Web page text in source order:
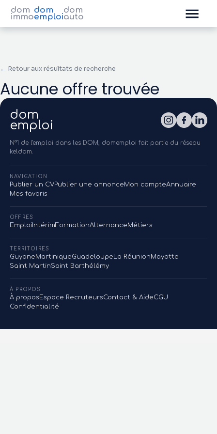
dom
immo
dom
emploi
dom
auto
← Retour aux résultats de recherche
Aucune offre trouvée
dom
emploi
N°1 de l'emploi dans les DOM, domemploi fait partie du réseau
keldom.
NAVIGATION
Publier un CVPublier une annonceMon compteAnnuaire
Mes favoris
OFFRES
EmploiIntérimFormationAlternanceMétiers
TERRITOIRES
GuyaneMartiniqueGuadeloupe La RéunionMayotte
Saint MartinSaint Barthélémy
À PROPOS
À propos Espace RecruteursContact & AideCGU
Confidentialité